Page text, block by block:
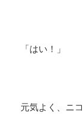
「はい！」
元気よく、ニ